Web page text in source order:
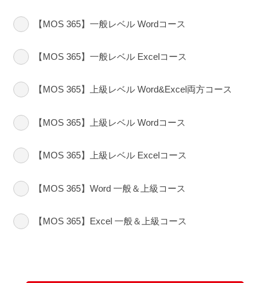
【MOS 365】一般レベル Wordコース
【MOS 365】一般レベル Excelコース
【MOS 365】上級レベル Word&Excel両方コース
【MOS 365】上級レベル Wordコース
【MOS 365】上級レベル Excelコース
【MOS 365】Word 一般＆上級コース
【MOS 365】Excel 一般＆上級コース